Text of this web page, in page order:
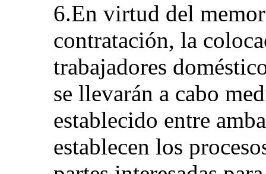
6.En virtud del
contratación, la
trabajadores
se llevarán a cabo
establecido entre
establecen los